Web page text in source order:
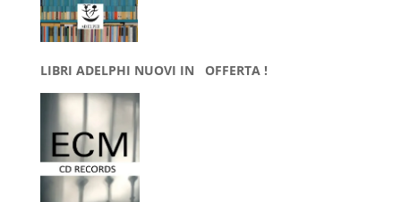
LIBRI ADELPHI NUOVI IN OFFERTA !